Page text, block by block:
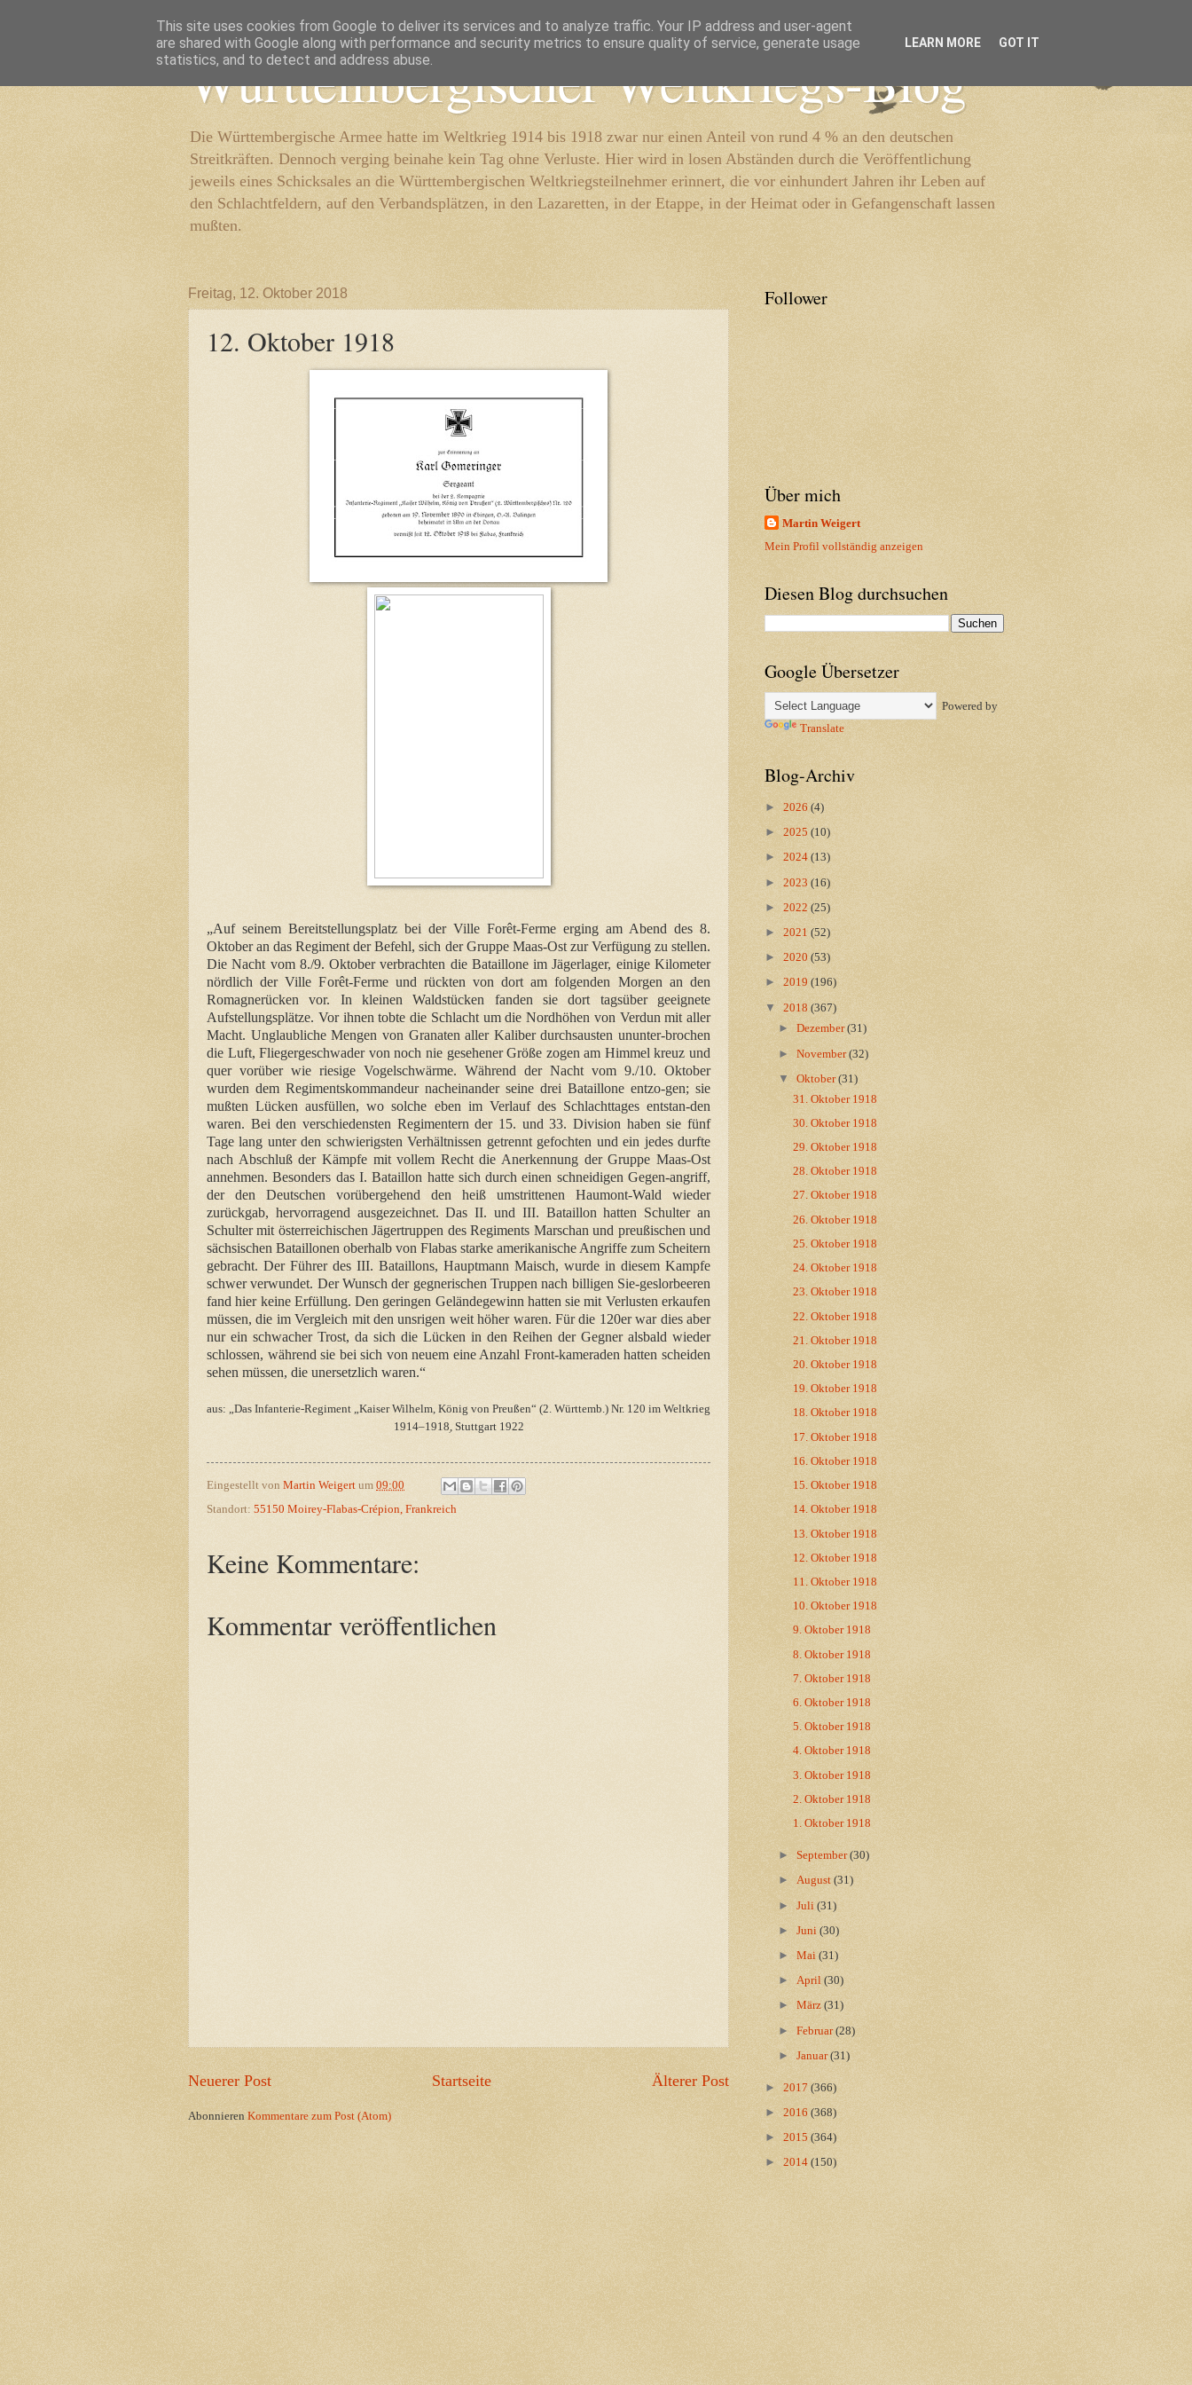
Württembergischer Weltkriegs-Blog
Die Württembergische Armee hatte im Weltkrieg 1914 bis 1918 zwar nur einen Anteil von rund 4 % an den deutschen
Streitkräften. Dennoch verging beinahe kein Tag ohne Verluste. Hier wird in losen Abständen durch die Veröffentlichung
jeweils eines Schicksales an die Württembergischen Weltkriegsteilnehmer erinnert, die vor einhundert Jahren ihr Leben auf
den Schlachtfeldern, auf den Verbandsplätzen, in den Lazaretten, in der Etappe, in der Heimat oder in Gefangenschaft lassen
mußten.
Freitag, 12. Oktober 2018
12. Oktober 1918
„Auf seinem Bereitstellungsplatz bei der Ville Forêt-Ferme erging am Abend des 8.
Oktober an das Regiment der Befehl, sich der Gruppe Maas-Ost zur Verfügung zu stellen.
Die Nacht vom 8./9. Oktober verbrachten die Bataillone im Jägerlager, einige Kilometer
nördlich der Ville Forêt-Ferme und rückten von dort am folgenden Morgen an den
Romagnerücken vor. In kleinen Waldstücken fanden sie dort tagsüber geeignete
Aufstellungsplätze. Vor ihnen tobte die Schlacht um die Nordhöhen von Verdun mit aller
Macht. Unglaubliche Mengen von Granaten aller Kaliber durchsausten ununter-brochen
die Luft, Fliegergeschwader von noch nie gesehener Größe zogen am Himmel kreuz und
quer vorüber wie riesige Vogelschwärme. Während der Nacht vom 9./10. Oktober
wurden dem Regimentskommandeur nacheinander seine drei Bataillone entzo-gen; sie
mußten Lücken ausfüllen, wo solche eben im Verlauf des Schlachttages entstan-den
waren. Bei den verschiedensten Regimentern der 15. und 33. Division haben sie fünf
Tage lang unter den schwierigsten Verhältnissen getrennt gefochten und ein jedes durfte
nach Abschluß der Kämpfe mit vollem Recht die Anerkennung der Gruppe Maas-Ost
annehmen. Besonders das I. Bataillon hatte sich durch einen schneidigen Gegen-angriff,
der den Deutschen vorübergehend den heiß umstrittenen Haumont-Wald wieder
zurückgab, hervorragend ausgezeichnet. Das II. und III. Bataillon hatten Schulter an
Schulter mit österreichischen Jägertruppen des Regiments Marschan und preußischen und
sächsischen Bataillonen oberhalb von Flabas starke amerikanische Angriffe zum Scheitern
gebracht. Der Führer des III. Bataillons, Hauptmann Maisch, wurde in diesem Kampfe
schwer verwundet. Der Wunsch der gegnerischen Truppen nach billigen Sie-geslorbeeren
fand hier keine Erfüllung. Den geringen Geländegewinn hatten sie mit Verlusten erkaufen
müssen, die im Vergleich mit den unsrigen weit höher waren. Für die 120er war dies aber
nur ein schwacher Trost, da sich die Lücken in den Reihen der Gegner alsbald wieder
schlossen, während sie bei sich von neuem eine Anzahl Front-kameraden hatten scheiden
sehen müssen, die unersetzlich waren.“
aus: „Das Infanterie-Regiment „Kaiser Wilhelm, König von Preußen“ (2. Württemb.) Nr. 120 im Weltkrieg
1914–1918ׅ, Stuttgart 1922
Eingestellt von Martin Weigert um 09:00
Standort: 55150 Moirey-Flabas-Crépion, Frankreich
Keine Kommentare:
Kommentar veröffentlichen
Neuerer Post Älterer Post
Startseite
Abonnieren Kommentare zum Post (Atom)
Follower
Über mich
Martin Weigert
Mein Profil vollständig anzeigen
Diesen Blog durchsuchen
Google Übersetzer
Powered by
Translate
Blog-Archiv
► 2026 (4)
► 2025 (10)
► 2024 (13)
► 2023 (16)
► 2022 (25)
► 2021 (52)
► 2020 (53)
► 2019 (196)
▼ 2018 (367)
►Dezember(31)
►November(32)
▼Oktober(31)
31. Oktober 1918
30. Oktober 1918
29. Oktober 1918
28. Oktober 1918
27. Oktober 1918
26. Oktober 1918
25. Oktober 1918
24. Oktober 1918
23. Oktober 1918
22. Oktober 1918
21. Oktober 1918
20. Oktober 1918
19. Oktober 1918
18. Oktober 1918
17. Oktober 1918
16. Oktober 1918
15. Oktober 1918
14. Oktober 1918
13. Oktober 1918
12. Oktober 1918
11. Oktober 1918
10. Oktober 1918
9. Oktober 1918
8. Oktober 1918
7. Oktober 1918
6. Oktober 1918
5. Oktober 1918
4. Oktober 1918
3. Oktober 1918
2. Oktober 1918
1. Oktober 1918
►September(30)
►August(31)
►Juli(31)
►Juni(30)
►Mai(31)
►April(30)
►März(31)
►Februar(28)
►Januar(31)
► 2017 (366)
► 2016 (368)
► 2015 (364)
► 2014 (150)
This site uses cookies from Google to deliver its services and to analyze traffic. Your IP address and user-agent
are shared with Google along with performance and security metrics to ensure quality of service, generate usage
statistics, and to detect and address abuse.
LEARN MORE GOT IT